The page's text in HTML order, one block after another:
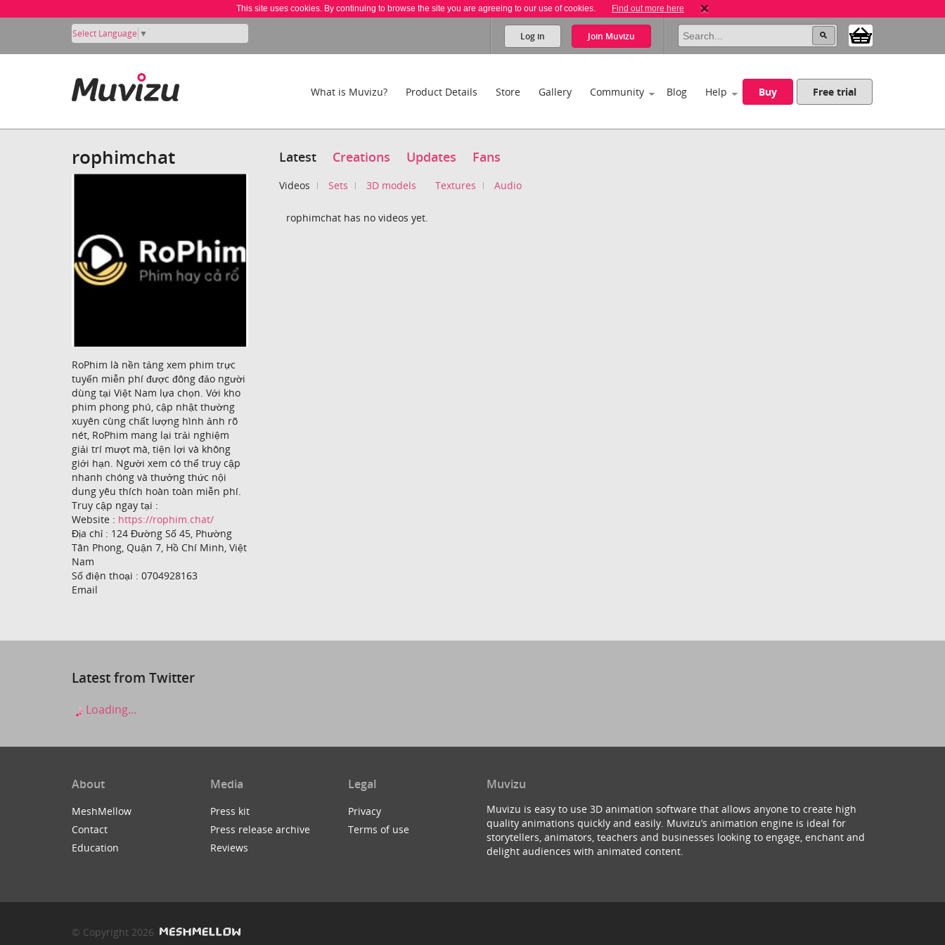
This site uses cookies. By continuing to browse the site you are agreeing to our use of cookies. Find out more here
Select Language ▼ Log in Join Muvizu
What is Muvizu? Product Details Store Gallery Community Blog Help Buy Free trial
rophimchat
RoPhim là nền tảng xem phim trực
tuyến miễn phí được đông đảo người
dùng tại Việt Nam lựa chọn. Với kho
phim phong phú, cập nhật thường
xuyên cùng chất lượng hình ảnh rõ
nét, RoPhim mang lại trải nghiệm
giải trí mượt mà, tiện lợi và không
giới hạn. Người xem có thể truy cập
nhanh chóng và thưởng thức nội
dung yêu thích hoàn toàn miễn phí.
Truy cập ngay tại :
Website : https://rophim.chat/
Địa chỉ : 124 Đường Số 45, Phường
Tân Phong, Quận 7, Hồ Chí Minh, Việt
Nam
Số điện thoại : 0704928163
Email
Latest Creations Updates Fans
Videos Sets 3D models Textures Audio
rophimchat has no videos yet.
Latest from Twitter
Loading...
About
MeshMellow
Contact
Education
Media
Press kit
Press release archive
Reviews
Legal
Privacy
Terms of use
Muvizu
Muvizu is easy to use 3D animation software that allows anyone to create high
quality animations quickly and easily. Muvizu’s animation engine is ideal for
storytellers, animators, teachers and businesses looking to engage, enchant and
delight audiences with animated content.
© Copyright 2026